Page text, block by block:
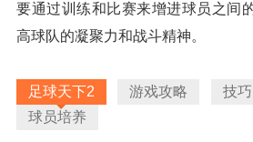
要通过训练和比赛来增进球员之间
高球队的凝聚力和战斗精神。
足球天下2 游戏攻略 技巧
球员培养